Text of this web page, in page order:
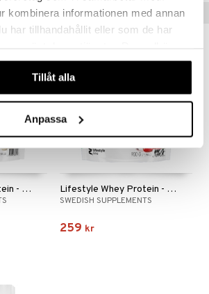
kombinera informationen med annan
har tillhandahållit eller som de har
användande av vår webbplats.
Tillåt alla
Anpassa
Tips till dig
Lifestyle Whey Protein - Banana Split Lifestyle Whey Protein - Strawberry Slush
SWEDISH SUPPLEMENTS
259 kr